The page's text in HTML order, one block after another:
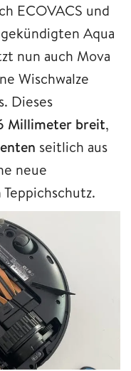
ECOVACS und
Aqua
nun auch Mova
Wischwalze
Dieses
Millimeter breit,
seitlich aus
neue